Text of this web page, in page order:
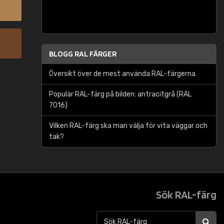
BLOGG RAL FÄRGER
Översikt över de mest använda RAL-färgerna
Populär RAL-färg på bilden: antracitgrå (RAL
7016)
Vilken RAL-färg ska man välja för vita väggar och
tak?
Sök RAL-färg